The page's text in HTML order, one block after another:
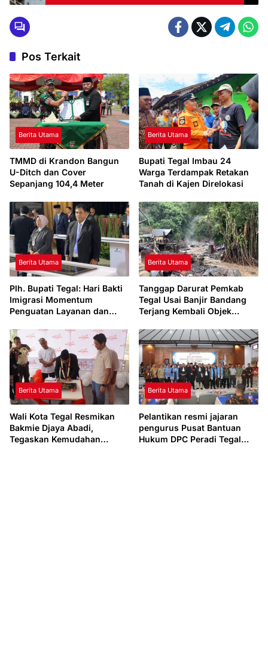
Pos Terkait
Berita Utama
TMMD di Krandon Bangun
U-Ditch dan Cover
Sepanjang 104,4 Meter
Berita Utama
Bupati Tegal Imbau 24
Warga Terdampak Retakan
Tanah di Kajen Direlokasi
Berita Utama
Plh. Bupati Tegal: Hari Bakti
Imigrasi Momentum
Penguatan Layanan dan
Tegal
Berita Utama
Tanggap Darurat Pemkab
Tegal Usai Banjir Bandang
Terjang Kembali Objek
Berita Utama
Wali Kota Tegal Resmikan
Bakmie Djaya Abadi,
Tegaskan Kemudahan
Berita Utama
Pelantikan resmi jajaran
pengurus Pusat Bantuan
Hukum DPC Peradi Tegal